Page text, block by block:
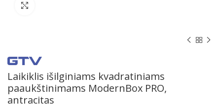
Laikiklis išilginiams kvadratiniams
paaukštinimams ModernBox PRO,
antracitas